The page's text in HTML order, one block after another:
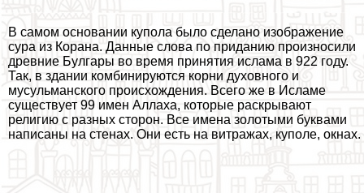
В самом основании купола было сделано изображение
сура из Корана. Данные слова по приданию произносили
древние Булгары во время принятия ислама в 922 году.
Так, в здании комбинируются корни духовного и
мусульманского происхождения. Всего же в Исламе
существует 99 имен Аллаха, которые раскрывают
религию с разных сторон. Все имена золотыми буквами
написаны на стенах. Они есть на витражах, куполе, окнах.